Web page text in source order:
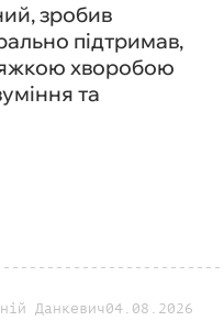
зробив
підтримав,
хворобою
та
Данкевич04.08.2026